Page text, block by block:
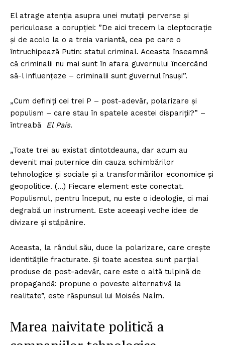
El atrage atenția asupra unei mutații perverse și
periculoase a corupției: ”De aici trecem la cleptocrație
și de acolo la o a treia variantă, cea pe care o
întruchipează Putin: statul criminal. Aceasta înseamnă
că criminalii nu mai sunt în afara guvernului încercând
să-l influențeze – criminalii sunt guvernul însuși”.
„Cum definiți cei trei P – post-adevăr, polarizare și
populism – care stau în spatele acestei dispariții?” –
întreabă El País.
„Toate trei au existat dintotdeauna, dar acum au
devenit mai puternice din cauza schimbărilor
tehnologice și sociale și a transformărilor economice și
geopolitice. (…) Fiecare element este conectat.
Populismul, pentru început, nu este o ideologie, ci mai
degrabă un instrument. Este aceeași veche idee de
divizare și stăpânire.
Aceasta, la rândul său, duce la polarizare, care crește
identitățile fracturate. Și toate acestea sunt parțial
produse de post-adevăr, care este o altă tulpină de
propagandă: propune o poveste alternativă la
realitate”, este răspunsul lui Moisés Naím.
Marea naivitate politică a